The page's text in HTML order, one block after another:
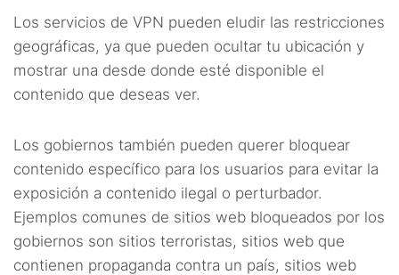
Los servicios de VPN pueden eludir las restricciones
geográficas, ya que pueden ocultar tu ubicación y
mostrar una desde donde esté disponible el
contenido que deseas ver.
Los gobiernos también pueden querer bloquear
contenido específico para los usuarios para evitar la
exposición a contenido ilegal o perturbador.
Ejemplos comunes de sitios web bloqueados por los
gobiernos son sitios terroristas, sitios web que
contienen propaganda contra un país, sitios web